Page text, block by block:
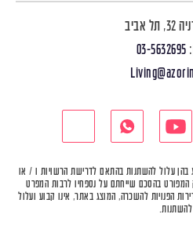
אביב
03-5632695
עלול להשתנות בהתאם לדרישת הרשויות ו / או
בהסכם שייחתם על נספחיו לרבות המפרט
הפנויות להשכרה, המוצג באתר, אינו קבוע ועלול
להשתנות.